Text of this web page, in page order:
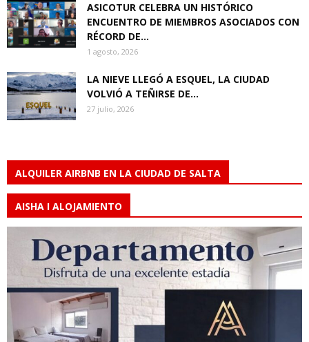
ASICOTUR CELEBRA UN HISTÓRICO
ENCUENTRO DE MIEMBROS ASOCIADOS CON
RÉCORD DE...
1 agosto, 2026
LA NIEVE LLEGÓ A ESQUEL, LA CIUDAD
VOLVIÓ A TEÑIRSE DE...
27 julio, 2026
ALQUILER AIRBNB EN LA CIUDAD DE SALTA
AISHA I ALOJAMIENTO